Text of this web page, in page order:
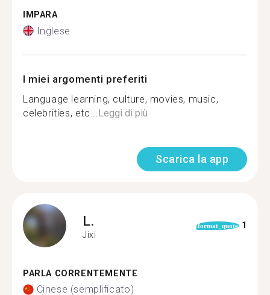
IMPARA
Inglese
I miei argomenti preferiti
Language learning, culture, movies, music,
celebrities, etc... Leggi di più
Scarica la app
L.
Jixi
format_quote 1
PARLA CORRENTEMENTE
Cinese (semplificato)